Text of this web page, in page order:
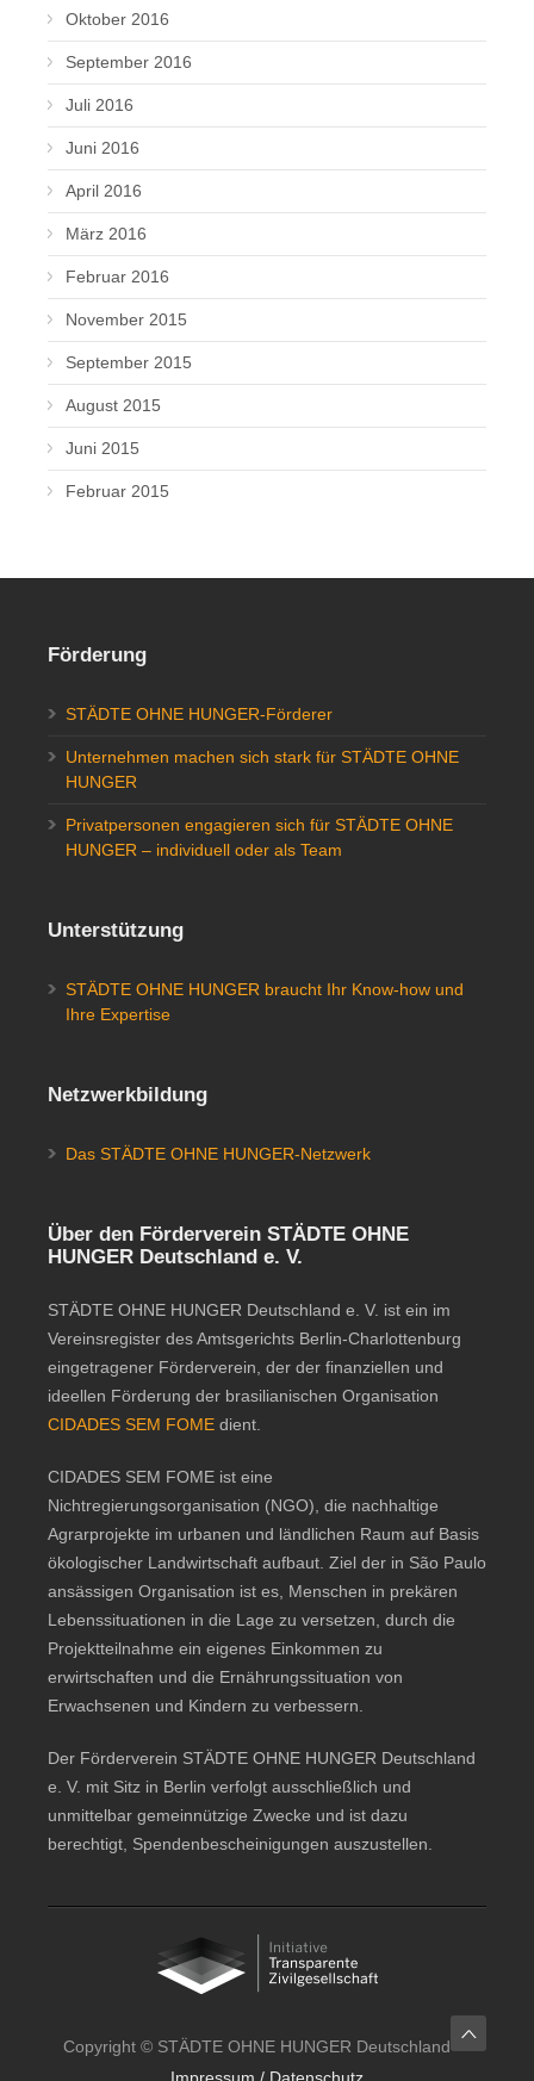
Oktober 2016
September 2016
Juli 2016
Juni 2016
April 2016
März 2016
Februar 2016
November 2015
September 2015
August 2015
Juni 2015
Februar 2015
Förderung
STÄDTE OHNE HUNGER-Förderer
Unternehmen machen sich stark für STÄDTE OHNE
HUNGER
Privatpersonen engagieren sich für STÄDTE OHNE
HUNGER – individuell oder als Team
Unterstützung
STÄDTE OHNE HUNGER braucht Ihr Know-how und
Ihre Expertise
Netzwerkbildung
Das STÄDTE OHNE HUNGER-Netzwerk
Über den Förderverein STÄDTE OHNE
HUNGER Deutschland e. V.
STÄDTE OHNE HUNGER Deutschland e. V. ist ein im
Vereinsregister des Amtsgerichts Berlin-Charlottenburg
eingetragener Förderverein, der der finanziellen und
ideellen Förderung der brasilianischen Organisation
CIDADES SEM FOME dient.
CIDADES SEM FOME ist eine
Nichtregierungsorganisation (NGO), die nachhaltige
Agrarprojekte im urbanen und ländlichen Raum auf Basis
ökologischer Landwirtschaft aufbaut. Ziel der in São Paulo
ansässigen Organisation ist es, Menschen in prekären
Lebenssituationen in die Lage zu versetzen, durch die
Projektteilnahme ein eigenes Einkommen zu
erwirtschaften und die Ernährungssituation von
Erwachsenen und Kindern zu verbessern.
Der Förderverein STÄDTE OHNE HUNGER Deutschland
e. V. mit Sitz in Berlin verfolgt ausschließlich und
unmittelbar gemeinnützige Zwecke und ist dazu
berechtigt, Spendenbescheinigungen auszustellen.
Copyright © STÄDTE OHNE HUNGER Deutschland —